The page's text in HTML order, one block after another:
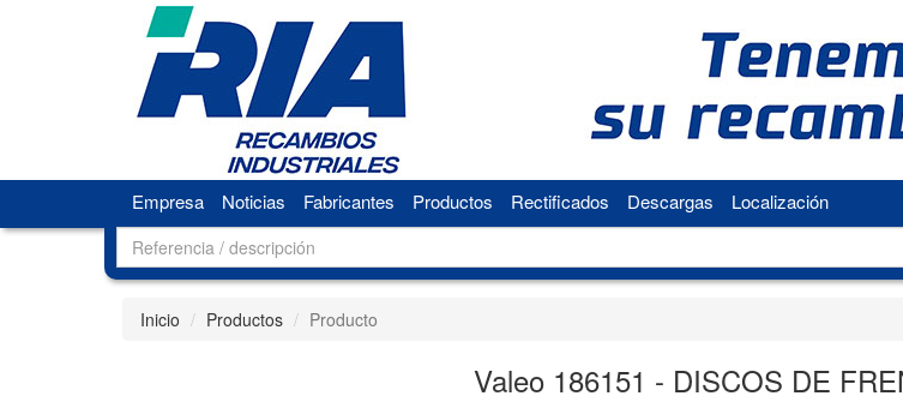
Empresa Noticias Fabricantes Productos Rectificados Descargas Localización
Inicio Productos Producto
Valeo 186151 - DISCOS DE